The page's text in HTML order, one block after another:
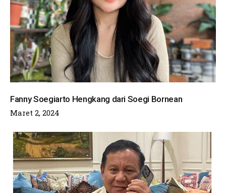
Fanny Soegiarto Hengkang dari Soegi Bornean
Maret 2, 2024